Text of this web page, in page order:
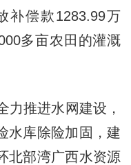
补偿款1283.99万
多亩农田的灌溉
推进水网建设，
水库除险加固，建
北部湾广西水资源